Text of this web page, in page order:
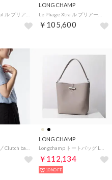
LONGCHAMP
￥105,600
LONGCHAMP
￥112,134
10%OFF